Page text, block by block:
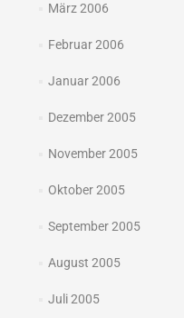
März 2006
Februar 2006
Januar 2006
Dezember 2005
November 2005
Oktober 2005
September 2005
August 2005
Juli 2005